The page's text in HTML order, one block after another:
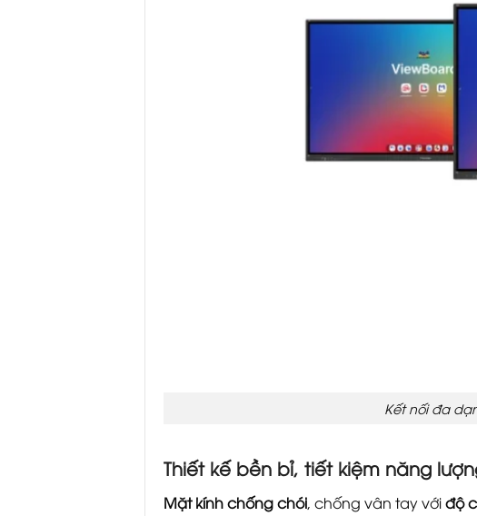
Kết nối đa
Thiết kế bền bỉ, tiết kiệm năng
Mặt kính chống chói, chống vân tay vớiđộ